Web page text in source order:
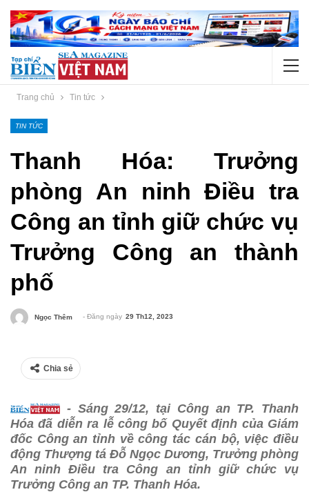
Trang chủ Tin tức
TIN TỨC
Thanh Hóa: Trưởng
phòng An ninh Điều tra
Công an tỉnh giữ chức vụ
Trưởng Công an thành
phố
Ngọc Thêm - Đăng ngày 29 Th12, 2023
Chia sẻ
- Sáng 29/12, tại Công an TP. Thanh
Hóa đã diễn ra lễ công bố Quyết định của Giám
đốc Công an tỉnh về công tác cán bộ, việc điều
động Thượng tá Đỗ Ngọc Dương, Trưởng phòng
An ninh Điều tra Công an tỉnh giữ chức vụ
Trưởng Công an TP. Thanh Hóa.